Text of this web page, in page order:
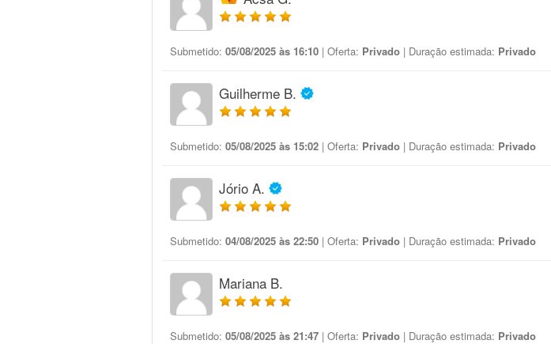
Submetido: 05/08/2025 às 16:10 | Oferta: Privado | Duração estimada: Privado
Guilherme B.
Submetido: 05/08/2025 às 15:02 | Oferta: Privado | Duração estimada: Privado
Jório A.
Submetido: 04/08/2025 às 22:50 | Oferta: Privado | Duração estimada: Privado
Mariana B.
Submetido: 05/08/2025 às 21:47 | Oferta: Privado | Duração estimada: Privado